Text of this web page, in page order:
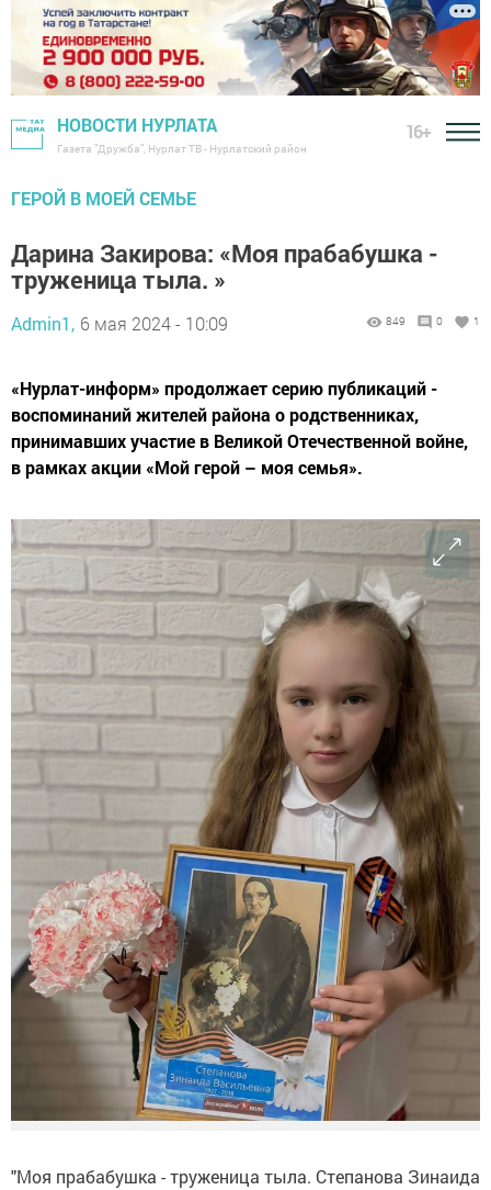
НОВОСТИ НУРЛАТА
Газета "Дружба", Нурлат ТВ - Нурлатский район
16+
ГЕРОЙ В МОЕЙ СЕМЬЕ
Дарина Закирова: «Моя прабабушка -
труженица тыла. »
Admin1, 6 мая 2024 - 10:09 849 0 1
«Нурлат-информ» продолжает серию публикаций -
воспоминаний жителей района о родственниках,
принимавших участие в Великой Отечественной войне,
в рамках акции «Мой герой – моя семья».
"Моя прабабушка - труженица тыла. Степанова Зинаида